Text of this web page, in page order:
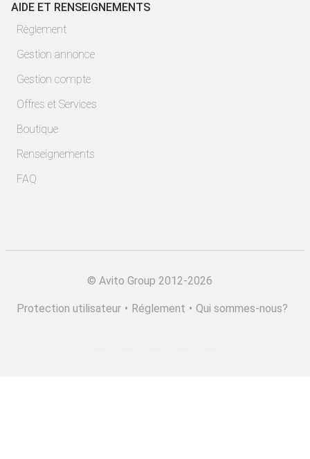
AIDE ET RENSEIGNEMENTS
Règlement
Gestion annonce
Gestion compte
Offres et Services
Boutique
Renseignements
FAQ
© Avito Group 2012-2026
Protection utilisateur • Réglement • Qui sommes-nous?